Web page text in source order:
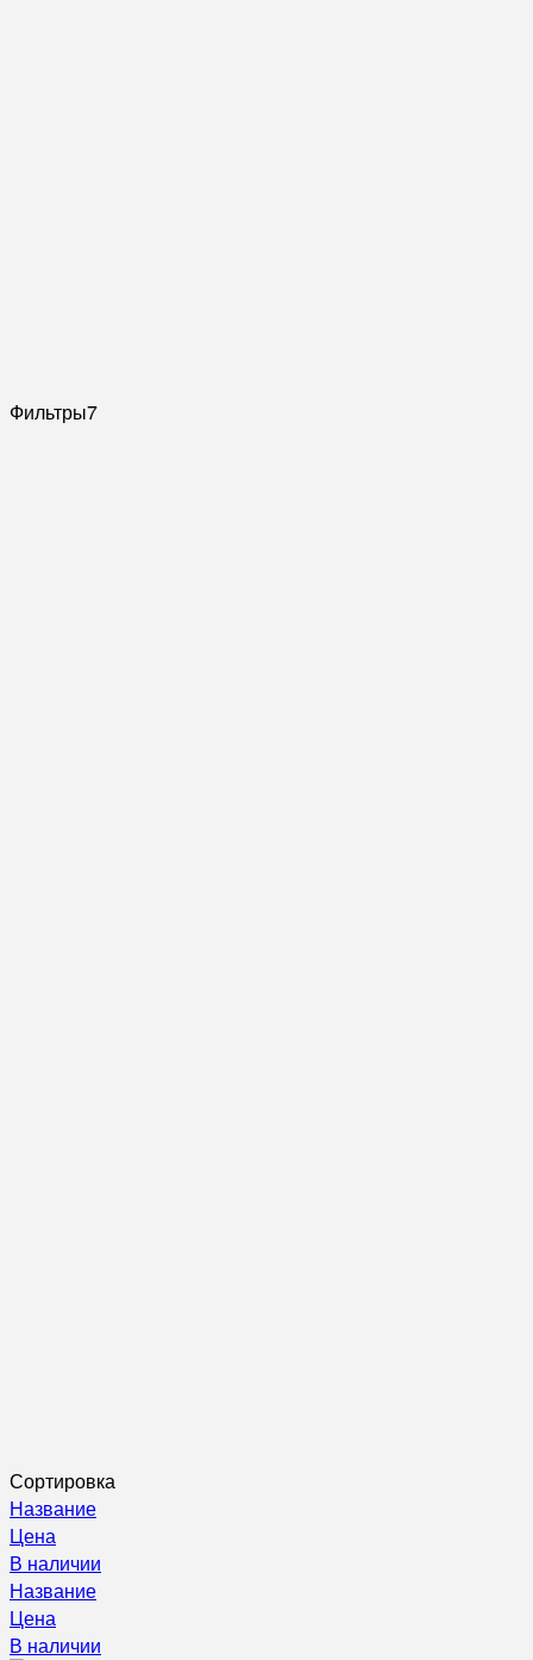
Фильтры7
Сортировка
Название
Цена
В наличии
Название
Цена
В наличии